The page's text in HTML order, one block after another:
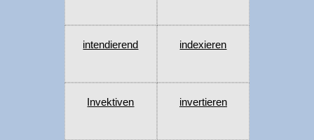
intendierend indexieren
Invektiven invertieren